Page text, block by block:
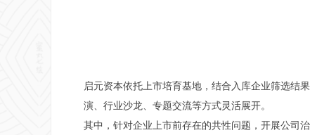
启元资本依托上市培育基地，结合入库企业筛选结
演、行业沙龙、专题交流等方式灵活展开。
其中，针对企业上市前存在的共性问题，开展公司